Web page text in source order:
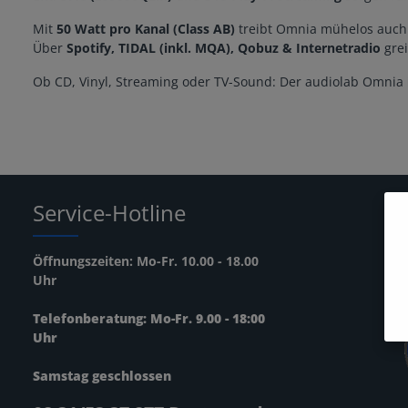
Mit 50 Watt pro Kanal (Class AB) treibt Omnia mühelos
Über Spotify, TIDAL (inkl. MQA), Qobuz & Internetradio
Ob CD, Vinyl, Streaming oder TV-Sound: Der audiolab
Service-Hotline
Öffnungszeiten: Mo-Fr. 10.00 - 18.00
Uhr
Telefonberatung: Mo-Fr. 9.00 - 18:00
Uhr
Samstag geschlossen